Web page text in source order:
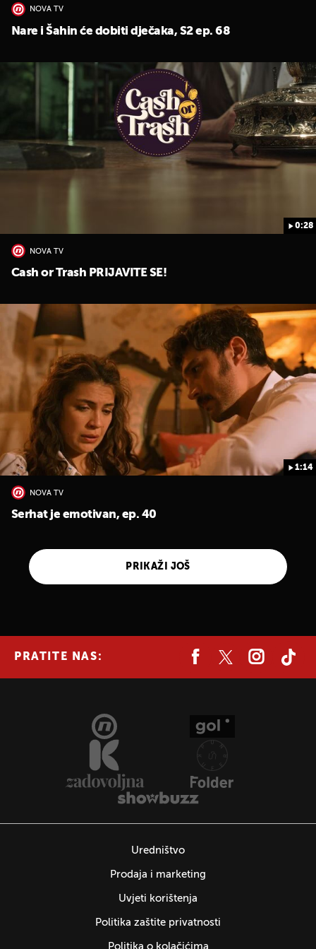
NOVA TV
Nare i Šahin će dobiti dječaka, S2 ep. 68
0:28
NOVA TV
Cash or Trash PRIJAVITE SE!
1:14
NOVA TV
Serhat je emotivan, ep. 40
PRIKAŽI JOŠ
PRATITE NAS:
Uredništvo
Prodaja i marketing
Uvjeti korištenja
Politika zaštite privatnosti
Politika o kolačićima